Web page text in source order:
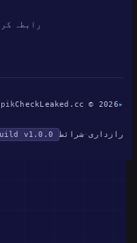
رابطہ
CheckLeaked.cc © 2026
رازداری · شرائط build v1.0.0